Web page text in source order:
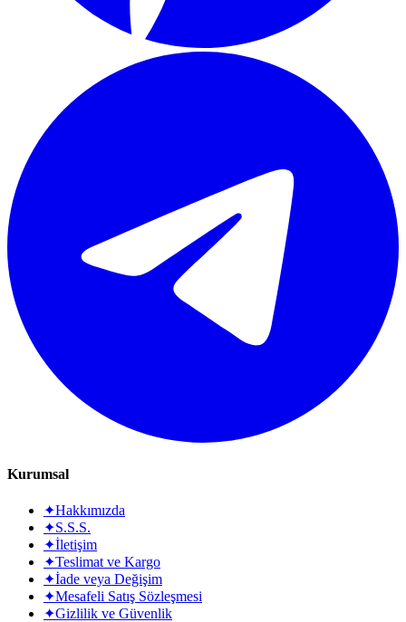
Kurumsal
✦Hakkımızda
✦S.S.S.
✦İletişim
✦Teslimat ve Kargo
✦İade veya Değişim
✦Mesafeli Satış Sözleşmesi
✦Gizlilik ve Güvenlik